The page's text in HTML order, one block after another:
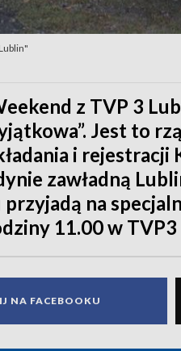
z TVP 3
Jest to
i rejestracji
zawładną
przyjadą na
11.00 w
NA FACEBOOKU